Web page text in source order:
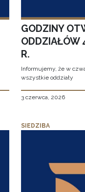
GODZINY
ODDZIAŁÓW
R.
Informujemy, że w
wszystkie oddziały
3 czerwca, 2026
SIEDZIBA